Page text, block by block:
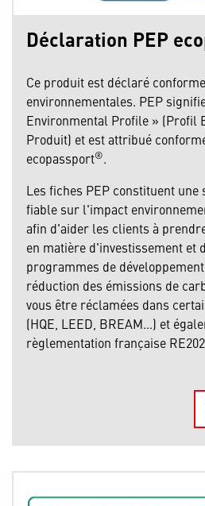
Déclaration PEP
Ce produit est déclaré
environnementales. PEP
Environmental Profile » (Profil
Produit) et est attribué
ecopassport®.
Les fiches PEP constituent
fiable sur l'impact
afin d'aider les clients à
en matière d'investissement et
programmes de
réduction des émissions de
vous être réclamées dans
(HQE, LEED, BREAM…) et
règlementation française